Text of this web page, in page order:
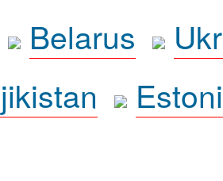
Belarus